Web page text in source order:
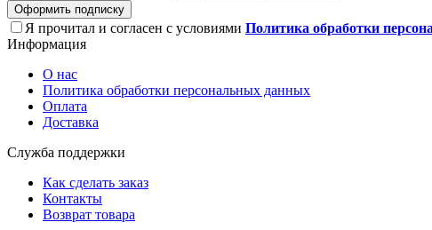
Оформить подписку
Я прочитал и согласен с условиями Политика обработки
Информация
О нас
Политика обработки персональных данных
Оплата
Доставка
Служба поддержки
Как сделать заказ
Контакты
Возврат товара